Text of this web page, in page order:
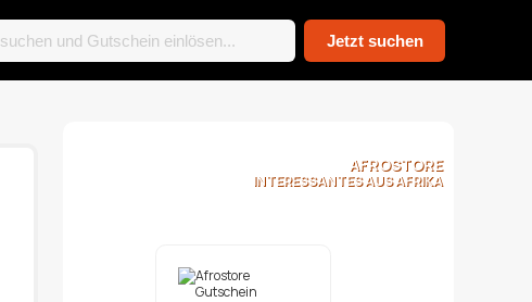
AFROSTORE
INTERESSANTES AUS AFRIKA